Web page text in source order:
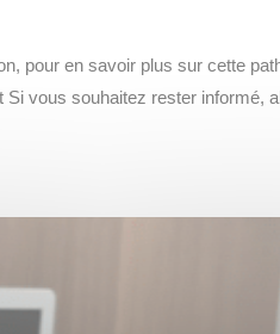
pour en savoir plus sur cette
vous souhaitez rester informé,